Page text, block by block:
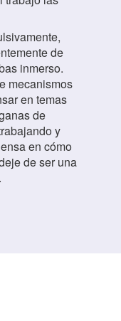
de
inmerso.
mecanismos
en temas
de
y
en cómo
de ser una